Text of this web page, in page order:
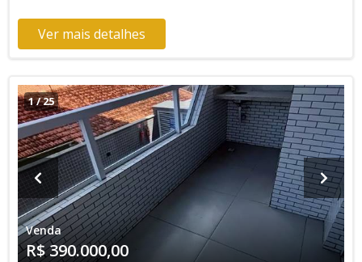
Ver mais detalhes
1/25
Venda
R$ 390.000,00